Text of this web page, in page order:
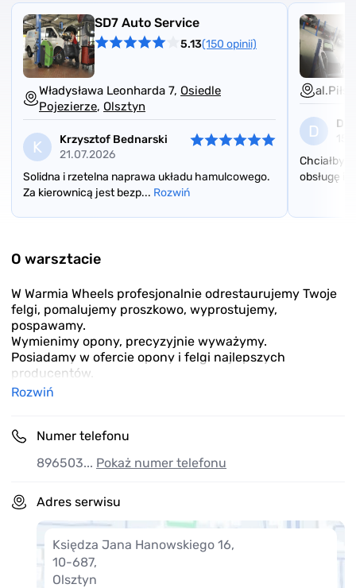
SD7 Auto Service
5.13(150 opinii)
Władysława Leonharda 7, Osiedle
Pojezierze, Olsztyn
K
Krzysztof Bednarski
21.07.2026
Solidna i rzetelna naprawa układu hamulcowego.
Za kierownicą jest bezp... Rozwiń
D
obsługę i
of
2
O warsztacie
W Warmia Wheels profesjonalnie odrestaurujemy Twoje
felgi, pomalujemy proszkowo, wyprostujemy,
pospawamy.
Wymienimy opony, precyzyjnie wyważymy.
Posiadamy w ofercie opony i felgi najlepszych
producentów.
Rozwiń
Numer telefonu
896503... Pokaż numer telefonu
Adres serwisu
Księdza Jana Hanowskiego 16,
10-687,
Olsztyn